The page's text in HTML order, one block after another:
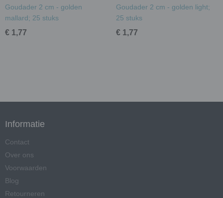
Goudader 2 cm - golden
mallard; 25 stuks
€ 1,77
Goudader 2 cm - golden light;
25 stuks
€ 1,77
Informatie
Contact
Over ons
Voorwaarden
Blog
Retourneren